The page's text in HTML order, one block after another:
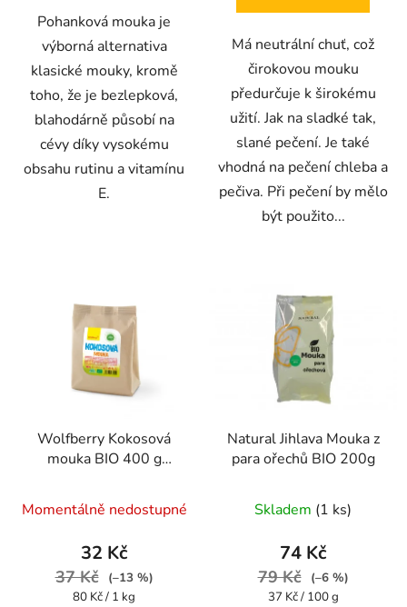
Pohanková mouka je
výborná alternativa
klasické mouky, kromě
toho, že je bezlepková,
blahodárně působí na
cévy díky vysokému
obsahu rutinu a vitamínu
E.
Má neutrální chuť, což
čirokovou mouku
předurčuje k širokému
užití. Jak na sladké tak,
slané pečení. Je také
vhodná na pečení chleba a
pečiva. Při pečení by mělo
být použito...
Wolfberry Kokosová
mouka BIO 400 g
mouka Bio 400 g
Momentálně nedostupné
32 Kč
37 Kč
(–13 %)
Měrná
80 Kč / 1 kg
Natural Jihlava Mouka z
para ořechů BIO 200g
Skladem (1 ks)
74 Kč
79 Kč
(–6 %)
Měrná
37 Kč / 100 g